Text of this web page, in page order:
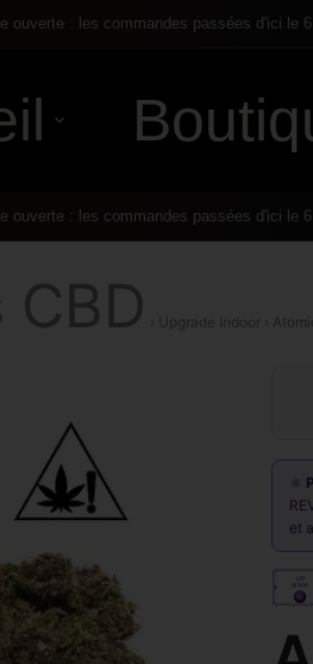
ouverte : les commandes passées d'ici le
ouverte : les commandes passées d'ici le
CBD › Upgrade Indoor ›
et
grade